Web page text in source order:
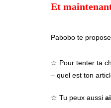
Et
Pabobo te
☆ Pour tenter ta
– quel est ton
☆ Tu peux aussi